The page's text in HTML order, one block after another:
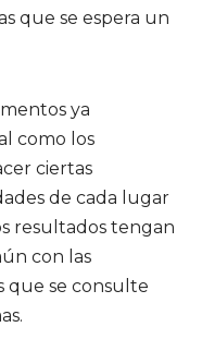
que se espera un
ya
como los
ciertas
de cada lugar
resultados tengan
con las
que se consulte